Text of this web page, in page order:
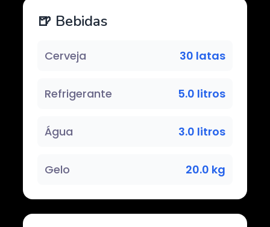
🍺 Bebidas
Cerveja 30 latas
Refrigerante 5.0 litros
Água 3.0 litros
Gelo 20.0 kg